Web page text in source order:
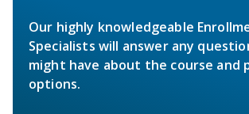
Our highly knowledgeable
Specialists will answer any
might have about the course and
options.